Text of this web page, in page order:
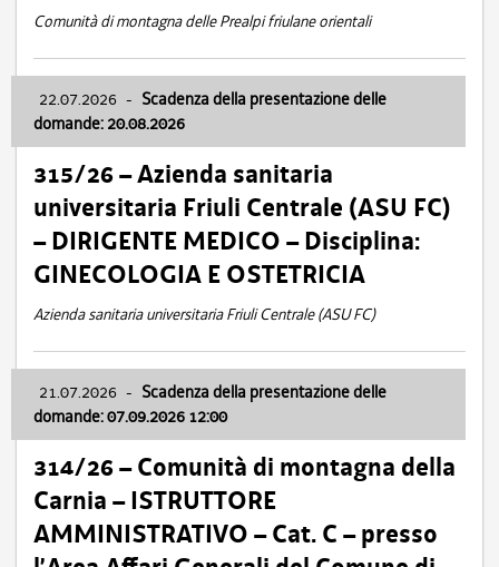
Comunità di montagna delle Prealpi friulane orientali
22.07.2026 - Scadenza della presentazione delle
domande: 20.08.2026
315/26 – Azienda sanitaria
universitaria Friuli Centrale (ASU FC)
– DIRIGENTE MEDICO – Disciplina:
GINECOLOGIA E OSTETRICIA
Azienda sanitaria universitaria Friuli Centrale (ASU FC)
21.07.2026 - Scadenza della presentazione delle
domande: 07.09.2026 12:00
314/26 – Comunità di montagna della
Carnia – ISTRUTTORE
AMMINISTRATIVO – Cat. C – presso